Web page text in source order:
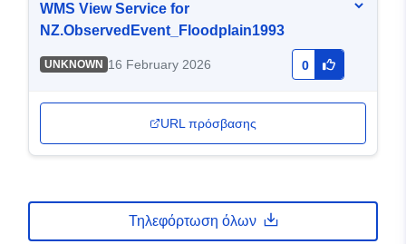
WMS View Service for
NZ.ObservedEvent_Floodplain1993
UNKNOWN 16 February 2026 0
URL πρόσβασης
Τηλεφόρτωση όλων